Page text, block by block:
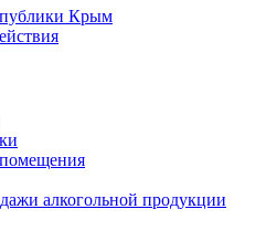
Крым
алкогольной продукции